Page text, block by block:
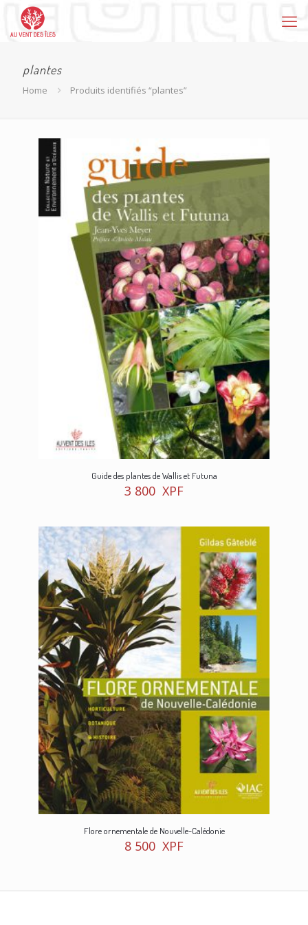
plantes
Home Produits identifiés “plantes”
Guide des plantes de Wallis et Futuna
3 800 XPF
Flore ornementale de Nouvelle-Calédonie
8 500 XPF